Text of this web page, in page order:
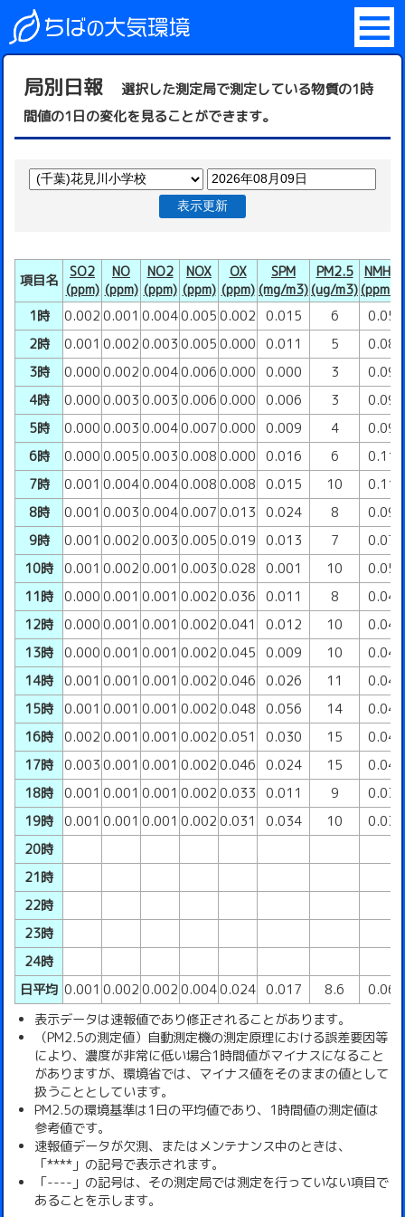
局別日報
選択した測定局で測定している物質の1時
間値の1日の変化を見ることができます。
表示更新
項目名
SO2
(ppm)
NO
(ppm)
NO2
(ppm)
NOX
(ppm)
OX
(ppm)
SPM
(mg/m3)
PM2.5
(ug/m3)
NMHC
(ppmC)
1時
0.002 0.001 0.0040.005 0.002 0.015 6
0.05
2時
0.001 0.002 0.003 0.005 0.000 0.011 5
0.08
3時
0.000 0.002 0.0040.006 0.000 0.000 3
0.09
4時
0.000 0.003 0.003 0.006 0.000 0.006 3
0.09
5時
0.000 0.003 0.0040.007 0.000 0.009 4
0.09
6時
0.000 0.005 0.003 0.008 0.000 0.016 6
0.11
7時
0.001 0.0040.0040.008 0.008 0.015 10
0.11
8時
0.001 0.003 0.0040.007 0.013 0.024 8
0.09
9時
0.001 0.002 0.003 0.005 0.019 0.013 7
0.07
10時 0.001 0.002 0.001 0.003 0.028 0.001 10
0.05
11時 0.000 0.001 0.001 0.002 0.036 0.011 8
0.04
12時 0.000 0.001 0.001 0.002 0.041 0.012 10
0.04
13時 0.000 0.001 0.001 0.002 0.045 0.009 10
0.04
14時 0.001 0.001 0.001 0.002 0.046 0.026 11
0.04
15時 0.001 0.001 0.001 0.002 0.048 0.056 14
0.04
16時 0.002 0.001 0.001 0.002 0.051 0.030 15
0.04
17時 0.003 0.001 0.001 0.002 0.046 0.024 15
0.04
18時 0.001 0.001 0.001 0.002 0.033 0.011 9
0.03
19時 0.001 0.001 0.001 0.002 0.031 0.034 10
0.03
20時
21時
22時
23時
24時
日平均 0.001 0.002 0.002 0.0040.024 0.017 8.6
0.06
表示データは速報値であり修正されることがあります。
（PM2.5の測定値）自動測定機の測定原理における誤差要因等
により、濃度が非常に低い場合1時間値がマイナスになること
がありますが、環境省では、マイナス値をそのままの値として
扱うこととしています。
PM2.5の環境基準は1日の平均値であり、1時間値の測定値は
参考値です。
速報値データが欠測、またはメンテナンス中のときは、
「****」の記号で表示されます。
「----」の記号は、その測定局では測定を行っていない項目で
あることを示します。